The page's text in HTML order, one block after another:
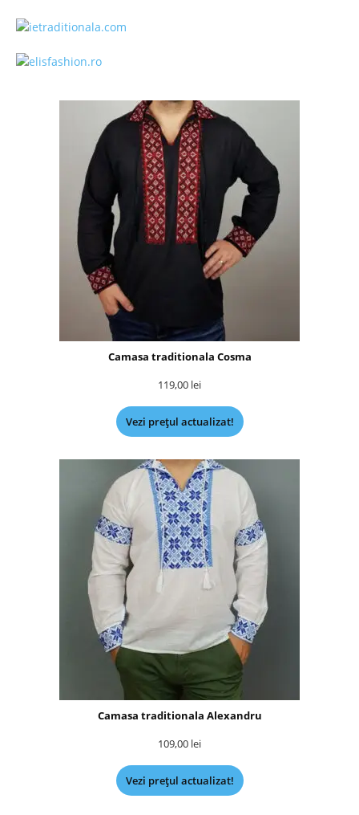
Camasa traditionala Cosma
119,00 lei
Vezi prețul actualizat!
Camasa traditionala Alexandru
109,00 lei
Vezi prețul actualizat!